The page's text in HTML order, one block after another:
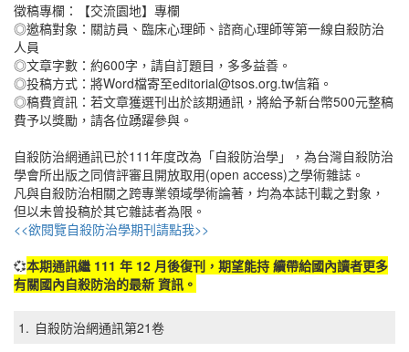
徵稿專欄：【交流園地】專欄
◎邀稿對象：關訪員、臨床心理師、諮商心理師等第一線自殺防治
人員
◎文章字數：約600字，請自訂題目，多多益善。
◎投稿方式：將Word檔寄至editorial@tsos.org.tw信箱。
◎稿費資訊：若文章獲選刊出於該期通訊，將給予新台幣500元整稿
費予以獎勵，請各位踴躍參與。
自殺防治網通訊已於111年度改為「自殺防治學」，為台灣自殺防治
學會所出版之同儕評審且開放取用(open access)之學術雜誌。
凡與自殺防治相關之跨專業領域學術論著，均為本誌刊載之對象，
但以未曾投稿於其它雜誌者為限。
<<欲閱覽自殺防治學期刊請點我>>
💞本期通訊繼 111 年 12 月後復刊，期望能持 續帶給國內讀者更多
有關國內自殺防治的最新 資訊。
1. 自殺防治網通訊第21卷